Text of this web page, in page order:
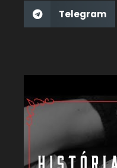
Telegram